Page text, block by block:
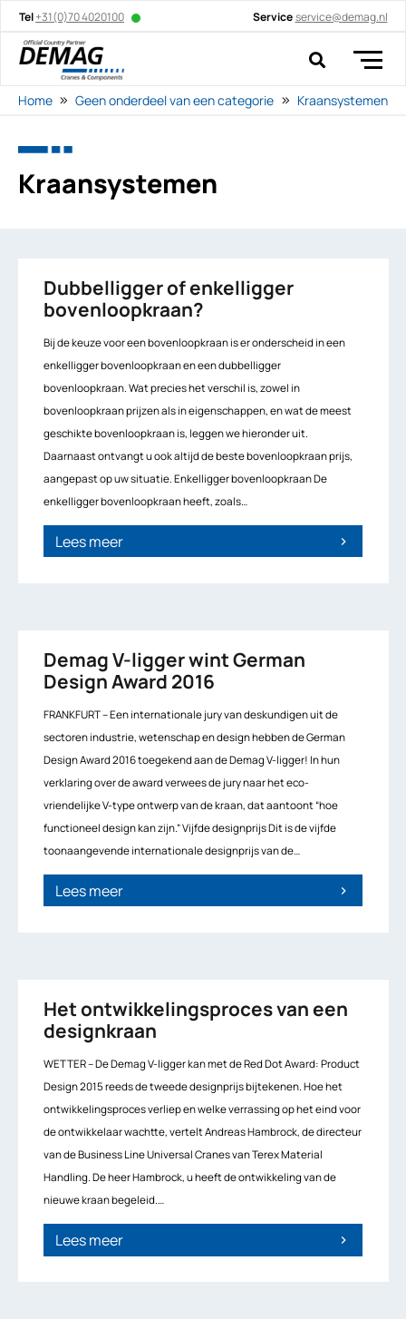
Tel+31(0)70 4020100 Serviceservice@demag.nl
Home Geen onderdeel van een categorie Kraansystemen
Kraansystemen
Dubbelligger of enkelligger
bovenloopkraan?
Bij de keuze voor een bovenloopkraan is er onderscheid in een
enkelligger bovenloopkraan en een dubbelligger
bovenloopkraan. Wat precies het verschil is, zowel in
bovenloopkraan prijzen als in eigenschappen, en wat de meest
geschikte bovenloopkraan is, leggen we hieronder uit.
Daarnaast ontvangt u ook altijd de beste bovenloopkraan prijs,
aangepast op uw situatie. Enkelligger bovenloopkraan De
enkelligger bovenloopkraan heeft, zoals…
Lees meer chevron_right
Demag V-ligger wint German
Design Award 2016
FRANKFURT – Een internationale jury van deskundigen uit de
sectoren industrie, wetenschap en design hebben de German
Design Award 2016 toegekend aan de Demag V-ligger! In hun
verklaring over de award verwees de jury naar het eco-
vriendelijke V-type ontwerp van de kraan, dat aantoont “hoe
functioneel design kan zijn.” Vijfde designprijs Dit is de vijfde
toonaangevende internationale designprijs van de…
Lees meer chevron_right
Het ontwikkelingsproces van een
designkraan
WETTER – De Demag V-ligger kan met de Red Dot Award: Product
Design 2015 reeds de tweede designprijs bijtekenen. Hoe het
ontwikkelingsproces verliep en welke verrassing op het eind voor
de ontwikkelaar wachtte, vertelt Andreas Hambrock, de directeur
van de Business Line Universal Cranes van Terex Material
Handling. De heer Hambrock, u heeft de ontwikkeling van de
nieuwe kraan begeleid.…
Lees meer chevron_right